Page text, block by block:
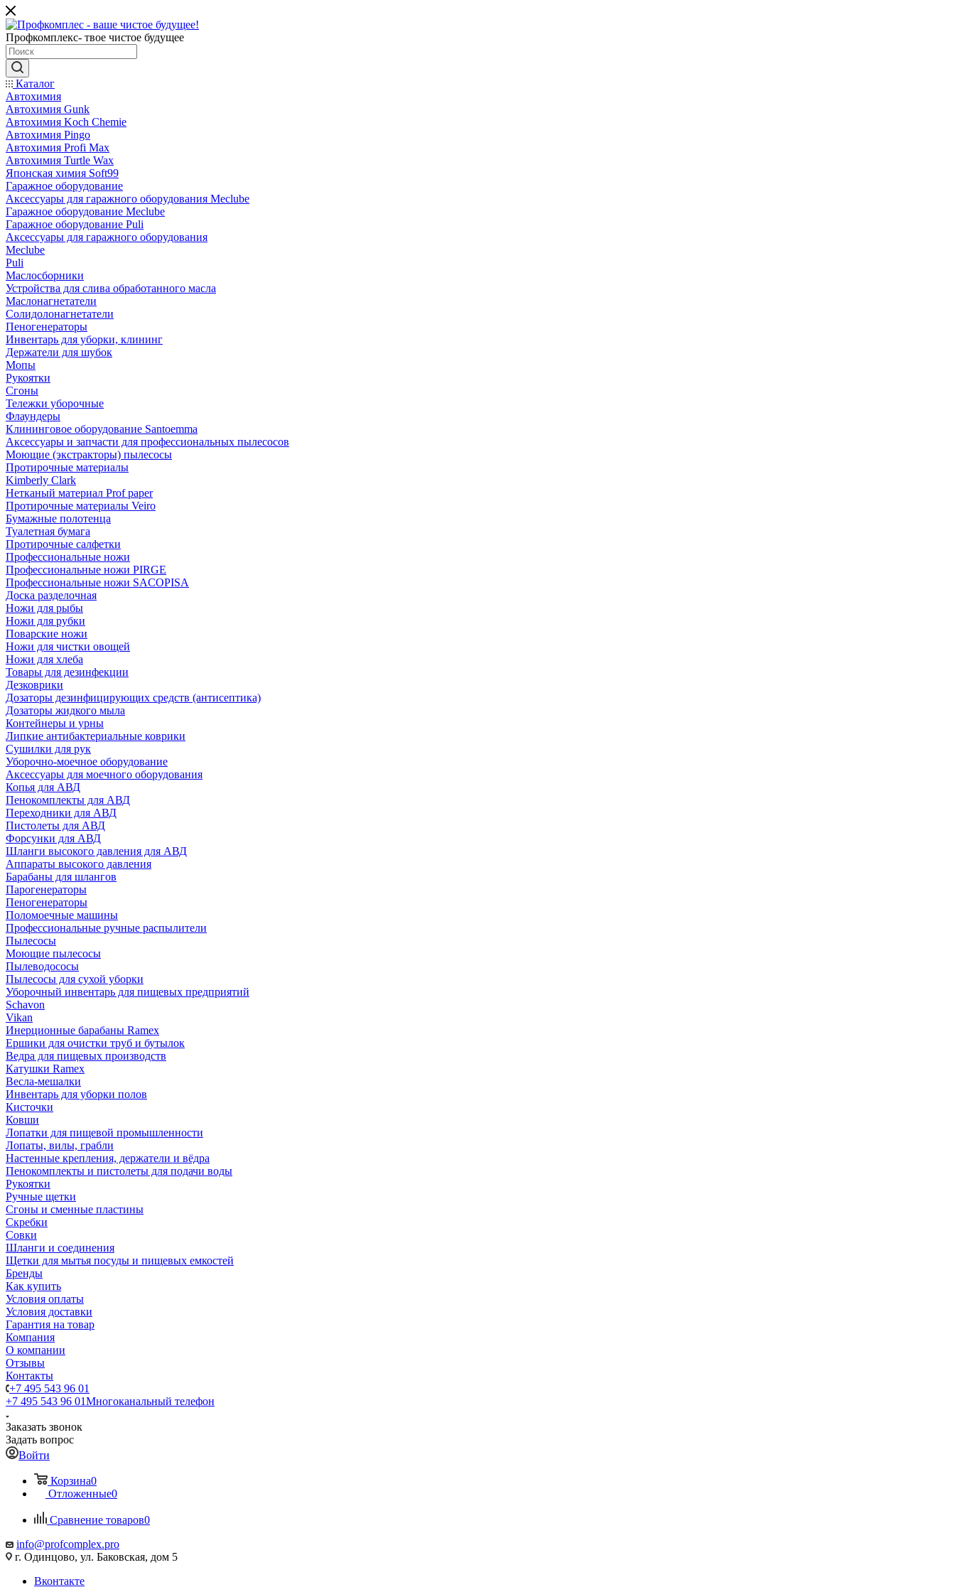
Профкомплекс- твое чистое будущее
Каталог
Автохимия
Автохимия Gunk
Автохимия Koch Chemie
Автохимия Pingo
Автохимия Profi Max
Автохимия Turtle Wax
Японская химия Soft99
Гаражное оборудование
Аксессуары для гаражного оборудования Meclube
Гаражное оборудование Meclube
Гаражное оборудование Puli
Аксессуары для гаражного оборудования
Meclube
Puli
Маслосборники
Устройства для слива обработанного масла
Маслонагнетатели
Солидолонагнетатели
Пеногенераторы
Инвентарь для уборки, клининг
Держатели для шубок
Мопы
Рукоятки
Сгоны
Тележки уборочные
Флаундеры
Клининговое оборудование Santoemma
Аксессуары и запчасти для профессиональных пылесосов
Моющие (экстракторы) пылесосы
Протирочные материалы
Kimberly Clark
Нетканый материал Prof paper
Протирочные материалы Veiro
Бумажные полотенца
Туалетная бумага
Протирочные салфетки
Профессиональные ножи
Профессиональные ножи PIRGE
Профессиональные ножи SACOPISA
Доска разделочная
Ножи для рыбы
Ножи для рубки
Поварские ножи
Ножи для чистки овощей
Ножи для хлеба
Товары для дезинфекции
Дезковрики
Дозаторы дезинфицирующих средств (антисептика)
Дозаторы жидкого мыла
Контейнеры и урны
Липкие антибактериальные коврики
Сушилки для рук
Уборочно-моечное оборудование
Аксессуары для моечного оборудования
Копья для АВД
Пенокомплекты для АВД
Переходники для АВД
Пистолеты для АВД
Форсунки для АВД
Шланги высокого давления для АВД
Аппараты высокого давления
Барабаны для шлангов
Парогенераторы
Пеногенераторы
Поломоечные машины
Профессиональные ручные распылители
Пылесосы
Моющие пылесосы
Пылеводососы
Пылесосы для сухой уборки
Уборочный инвентарь для пищевых предприятий
Schavon
Vikan
Инерционные барабаны Ramex
Ершики для очистки труб и бутылок
Ведра для пищевых производств
Катушки Ramex
Весла-мешалки
Инвентарь для уборки полов
Кисточки
Ковши
Лопатки для пищевой промышленности
Лопаты, вилы, грабли
Настенные крепления, держатели и вёдра
Пенокомплекты и пистолеты для подачи воды
Рукоятки
Ручные щетки
Сгоны и сменные пластины
Скребки
Совки
Шланги и соединения
Щетки для мытья посуды и пищевых емкостей
Бренды
Как купить
Условия оплаты
Условия доставки
Гарантия на товар
Компания
О компании
Отзывы
Контакты
+7 495 543 96 01
+7 495 543 96 01Многоканальный телефон
Заказать звонок
Задать вопрос
Войти
Корзина0
Отложенные0
Сравнение товаров0
info@profcomplex.pro
г. Одинцово, ул. Баковская, дом 5
Вконтакте